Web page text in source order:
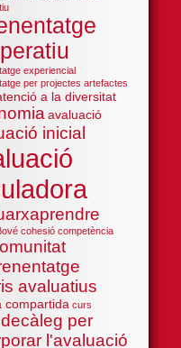
experiencial
per projectes artefactes
a la diversitat
avaluació
inicial
cohesió competència
avaluatius
compartida curs
decàleg per
l'avaluació